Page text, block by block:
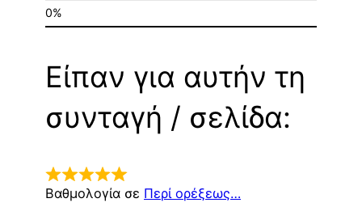
Είπαν για αυτήν τη
συνταγή / σελίδα:
Βαθμολογία σε Περί ορέξεως…